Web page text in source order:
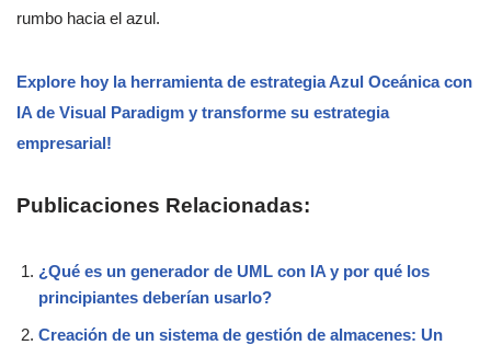
rumbo hacia el azul.
Explore hoy la herramienta de estrategia Azul Oceánica con
IA de Visual Paradigm y transforme su estrategia
empresarial!
Publicaciones Relacionadas:
¿Qué es un generador de UML con IA y por qué los
principiantes deberían usarlo?
Creación de un sistema de gestión de almacenes: Un